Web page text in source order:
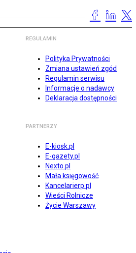
REGULAMIN
Polityka Prywatności
Zmiana ustawień zgód
Regulamin serwisu
Informacje o nadawcy
Deklaracja dostępności
PARTNERZY
E-kiosk.pl
E-gazety.pl
Nexto.pl
Mała księgowość
Kancelarierp.pl
Wieści Rolnicze
Życie Warszawy